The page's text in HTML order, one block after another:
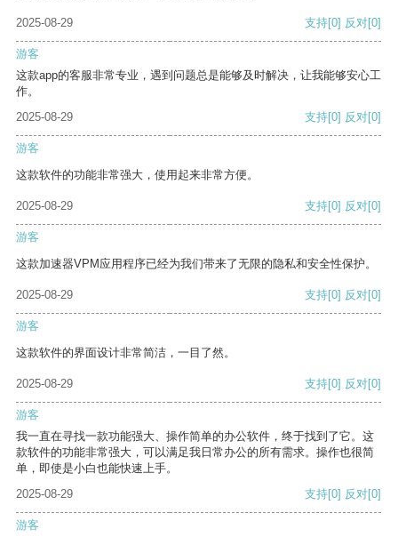
2025-08-29 支持[0] 反对[0]
游客
这款app的客服非常专业，遇到问题总是能够及时解决，让我能够安心工
作。
2025-08-29
支持[0] 反对[0]
游客
这款软件的功能非常强大，使用起来非常方便。
2025-08-29 支持[0] 反对[0]
游客
这款加速器VPM应用程序已经为我们带来了无限的隐私和安全性保护。
2025-08-29 支持[0] 反对[0]
游客
这款软件的界面设计非常简洁，一目了然。
2025-08-29 支持[0] 反对[0]
游客
我一直在寻找一款功能强大、操作简单的办公软件，终于找到了它。这
款软件的功能非常强大，可以满足我日常办公的所有需求。操作也很简
单，即使是小白也能快速上手。
2025-08-29
支持[0] 反对[0]
游客